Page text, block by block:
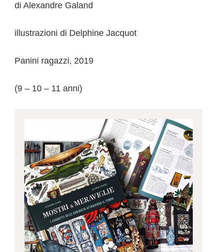
di Alexandre Galand
illustrazioni di Delphine Jacquot
Panini ragazzi, 2019
(9 – 10 – 11 anni)